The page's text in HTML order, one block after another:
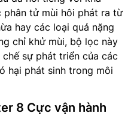
phân tử mùi hôi phát ra từ
hay các loại quả nặng
chỉ khử mùi, bộ lọc này
sự phát triển của các
hại phát sinh trong môi
8 Cực vận hành